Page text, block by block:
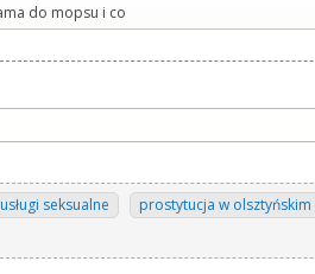
do mopsu i co
seksualne
prostytucja w olsztyńskim